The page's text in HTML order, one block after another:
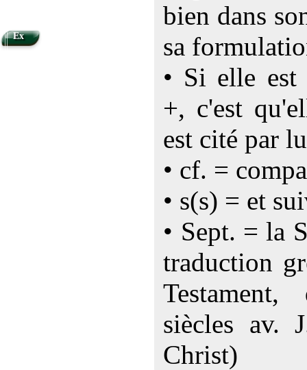
bien dans
sa
• Si elle est
+, c'est
est cité par
• cf. =
• s(s) = et
• Sept. = la
traduction
siècles av.
Christ)
Ex